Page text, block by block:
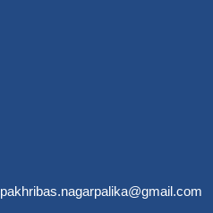
pakhribas.nagarpalika@gmail.com